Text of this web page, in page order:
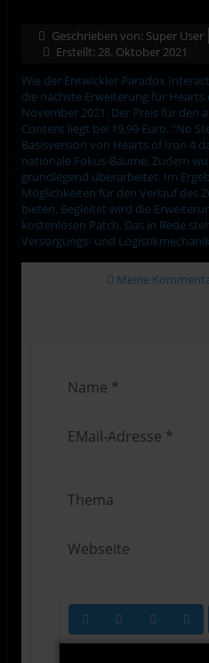
Geschrieben von: Super User
Erstellt: 28. Oktober 2021
Wie der Entwickler Paradox
die nächste Erweiterung für Hearts
November 2021. Der Preis für den
Content liegt bei 19,99 Euro. "No
Basisversion von Hearts of Iron 4
nationale Fokus-Bäume. Zudem
grundlegend überarbeitet. Im
Möglichkeiten für den Verlauf des
bieten. Begleitet wird die
kostenlosen Patch. Das in Rede
Versorgungs- und
Meine